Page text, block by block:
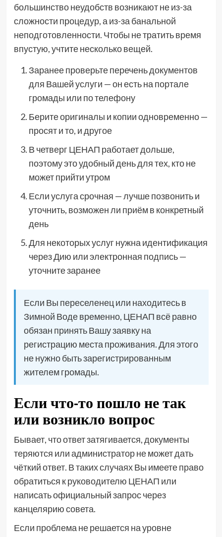
большинство неудобств возникают не из-за
сложности процедур, а из-за банальной
неподготовленности. Чтобы не тратить время
впустую, учтите несколько вещей.
Заранее проверьте перечень документов
для Вашей услуги — он есть на портале
громады или по телефону
Берите оригиналы и копии одновременно —
просят и то, и другое
В четверг ЦЕНАП работает дольше,
поэтому это удобный день для тех, кто не
может прийти утром
Если услуга срочная — лучше позвонить и
уточнить, возможен ли приём в конкретный
день
Для некоторых услуг нужна идентификация
через Дию или электронная подпись —
уточните заранее
Если Вы переселенец или находитесь в
Зимной Воде временно, ЦЕНАП всё равно
обязан принять Вашу заявку на
регистрацию места проживания. Для этого
не нужно быть зарегистрированным
жителем громады.
Если что-то пошло не так
или возникло вопрос
Бывает, что ответ затягивается, документы
теряются или администратор не может дать
чёткий ответ. В таких случаях Вы имеете право
обратиться к руководителю ЦЕНАП или
написать официальный запрос через
канцелярию совета.
Если проблема не решается на уровне